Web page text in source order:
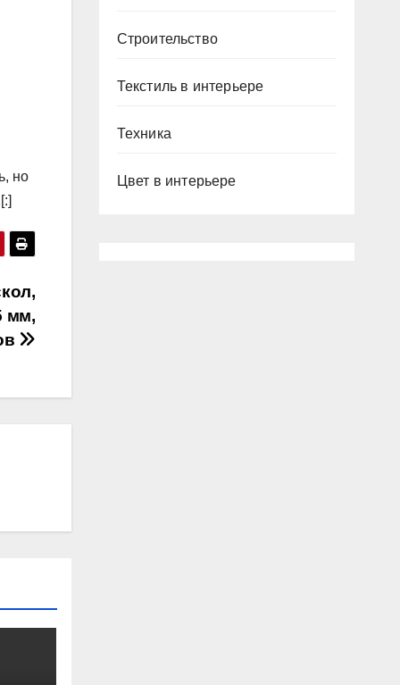
но
мм,
Строительство
Текстиль в интерьере
Техника
Цвет в интерьере